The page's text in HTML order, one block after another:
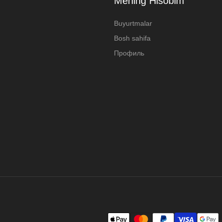
Buyurtmalar
Bosh sahifa
Профиль